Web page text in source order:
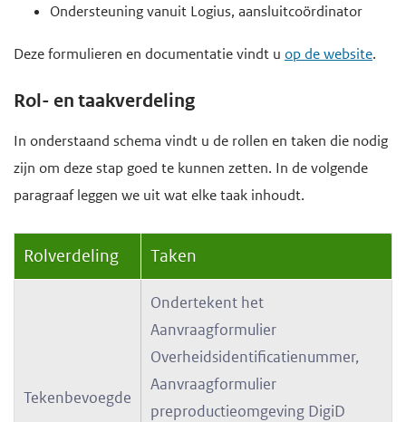
Ondersteuning vanuit Logius, aansluitcoördinator
Deze formulieren en documentatie vindt u op de website.
Rol- en taakverdeling
In onderstaand schema vindt u de rollen en taken die nodig
zijn om deze stap goed te kunnen zetten. In de volgende
paragraaf leggen we uit wat elke taak inhoudt.
Rolverdeling Taken
Tekenbevoegde
Ondertekent het
Aanvraagformulier
Overheidsidentificatienummer,
Aanvraagformulier
preproductieomgeving DigiD